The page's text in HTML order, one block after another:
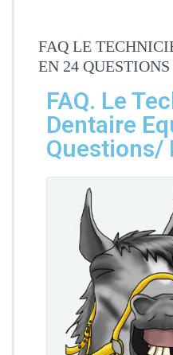
FAQ LE
EN 24 QUESTIONS
FAQ. Le
Dentaire
Questions/